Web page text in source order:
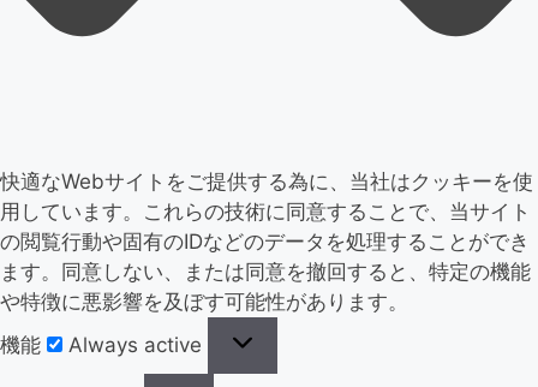
快適なWebサイトをご提供する為に、当社はクッキーを使
用しています。これらの技術に同意することで、当サイト
の閲覧行動や固有のIDなどのデータを処理することができ
ます。同意しない、または同意を撤回すると、特定の機能
や特徴に悪影響を及ぼす可能性があります。
機能
Always active